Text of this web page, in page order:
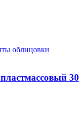
облицовки
30